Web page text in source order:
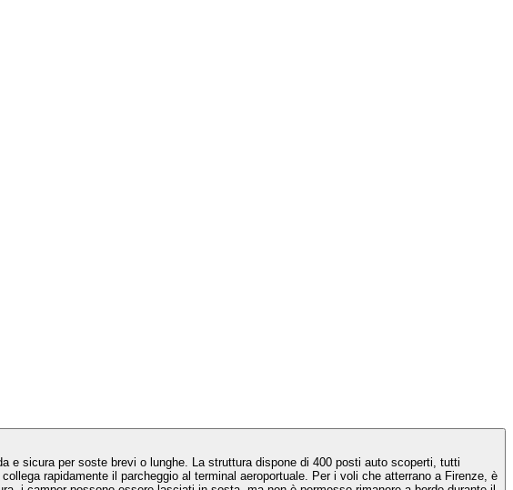
e sicura per soste brevi o lunghe. La struttura dispone di 400 posti auto scoperti, tutti
rapidamente il parcheggio al terminal aeroportuale. Per i voli che atterrano a Firenze, è